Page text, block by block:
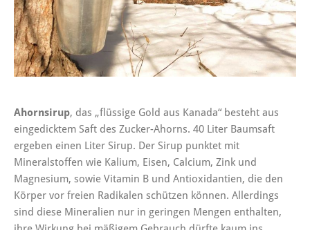
Ahornsirup, das „flüssige Gold aus Kanada“ besteht aus
eingedicktem Saft des Zucker-Ahorns. 40 Liter Baumsaft
ergeben einen Liter Sirup. Der Sirup punktet mit
Mineralstoffen wie Kalium, Eisen, Calcium, Zink und
Magnesium, sowie Vitamin B und Antioxidantien, die den
Körper vor freien Radikalen schützen können. Allerdings
sind diese Mineralien nur in geringen Mengen enthalten,